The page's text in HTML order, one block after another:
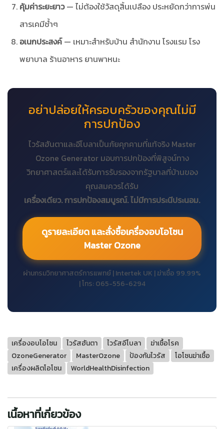
คุ้มค่าระยะยาว— ไม่ต้องใช้วัสดุสิ้นเปลือง ประหยัดกว่าการพ่น
สารเคมีซ้ำๆ
อเนกประสงค์— เหมาะสำหรับบ้าน สำนักงาน โรงแรม โรง
พยาบาล ร้านอาหาร ยานพาหนะ
อย่าปล่อยให้ครอบครัวของคุณไม่มี
การปกป้อง
ไวรัสฮันตาและอีโบลาเป็นภัยคุกคามที่แท้จริง Master
Ozone Generator มอบการปกป้องที่พิสูจน์ทาง
วิทยาศาสตร์และได้รับการรับรองจากรัฐบาลที่บ้านของ
คุณสมควรได้รับ
เครื่องเดียว. การปกป้องสมบูรณ์. ไม่มีการประนีประนอม.
ดูรายละเอียด และสั่งซื้อเครื่องอบโอโซน
Master Ozone
ผ่านกรมวิทยาศาสตร์การแพทย์ | Intertek UK | ฆ่าเชื้อ 99.99%
| โทร: 065-556-6294
เครื่องอบโอโซน ไวรัสฮันตา ไวรัสอีโบลา
ฆ่าเชื้อโรค
OzoneGenerator
MasterOzone ป้องกันไวรัส
โอโซนฆ่าเชื้อ
เครื่องผลิตโอโซน
WorldHealthDisinfection
เนื้อหาที่เกี่ยวข้อง